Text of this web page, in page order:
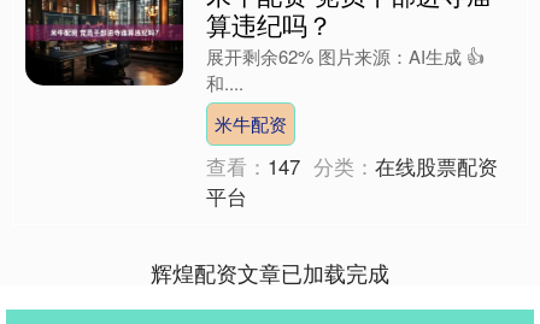
算违纪吗？
展开剩余62% 图片来源：AI生成 👍
和....
米牛配资
查看： 147 分类：在线股票配资
平台
辉煌配资文章已加载完成